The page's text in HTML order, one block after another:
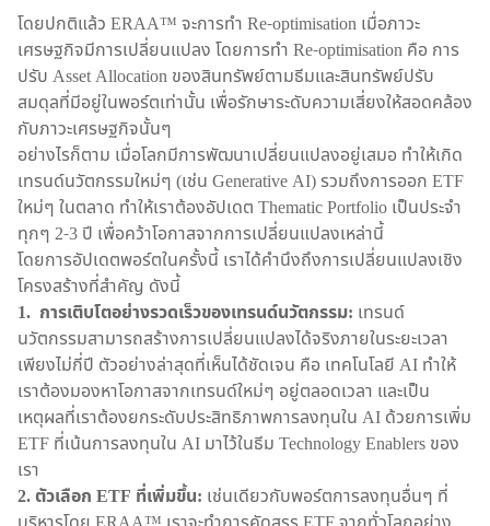
โดยปกติแล้ว ERAA™ จะการทำ Re-optimisation เมื่อภาวะ
เศรษฐกิจมีการเปลี่ยนแปลง โดยการทำ Re-optimisation คือ การ
ปรับ Asset Allocation ของสินทรัพย์ตามธีมและสินทรัพย์ปรับ
สมดุลที่มีอยู่ในพอร์ตเท่านั้น เพื่อรักษาระดับความเสี่ยงให้สอดคล้อง
กับภาวะเศรษฐกิจนั้นๆ
อย่างไรก็ตาม เมื่อโลกมีการพัฒนาเปลี่ยนแปลงอยู่เสมอ ทำให้เกิด
เทรนด์นวัตกรรมใหม่ๆ (เช่น Generative AI) รวมถึงการออก ETF
ใหม่ๆ ในตลาด ทำให้เราต้องอัปเดต Thematic Portfolio เป็นประจำ
ทุกๆ 2-3 ปี เพื่อคว้าโอกาสจากการเปลี่ยนแปลงเหล่านี้
โดยการอัปเดตพอร์ตในครั้งนี้ เราได้คำนึงถึงการเปลี่ยนแปลงเชิง
โครงสร้างที่สำคัญ ดังนี้
1. การเติบโตอย่างรวดเร็วของเทรนด์นวัตกรรม: เทรนด์
นวัตกรรมสามารถสร้างการเปลี่ยนแปลงได้จริงภายในระยะเวลา
เพียงไม่กี่ปี ตัวอย่างล่าสุดที่เห็นได้ชัดเจน คือ เทคโนโลยี AI ทำให้
เราต้องมองหาโอกาสจากเทรนด์ใหม่ๆ อยู่ตลอดเวลา และเป็น
เหตุผลที่เราต้องยกระดับประสิทธิภาพการลงทุนใน AI ด้วยการเพิ่ม
ETF ที่เน้นการลงทุนใน AI มาไว้ในธีม Technology Enablers ของ
เรา
2. ตัวเลือก ETF ที่เพิ่มขึ้น: เช่นเดียวกับพอร์ตการลงทุนอื่นๆ ที่